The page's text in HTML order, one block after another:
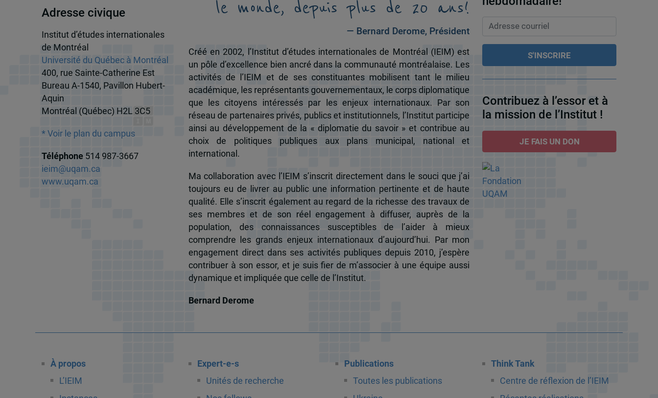
Adresse civique
Institut d’études internationales
de Montréal
Université du Québec à Montréal
400, rue Sainte-Catherine Est
Bureau A-1540, Pavillon Hubert-
Aquin
Montréal (Québec) H2L 3C5
* Voir le plan du campus
Téléphone 514 987-3667
ieim@uqam.ca
www.uqam.ca
le monde, depuis plus de 20 ans!
— Bernard Derome, Président
Créé en 2002, l’Institut d’études internationales de Montréal (IEIM) est
un pôle d’excellence bien ancré dans la communauté montréalaise. Les
activités de l’IEIM et de ses constituantes mobilisent tant le milieu
académique, les représentants gouvernementaux, le corps diplomatique
que les citoyens intéressés par les enjeux internationaux. Par son
réseau de partenaires privés, publics et institutionnels, l’Institut participe
ainsi au développement de la « diplomatie du savoir » et contribue au
choix de politiques publiques aux plans municipal, national et
international.
Ma collaboration avec l’IEIM s’inscrit directement dans le souci que j’ai
toujours eu de livrer au public une information pertinente et de haute
qualité. Elle s’inscrit également au regard de la richesse des travaux de
ses membres et de son réel engagement à diffuser, auprès de la
population, des connaissances susceptibles de l’aider à mieux
comprendre les grands enjeux internationaux d’aujourd’hui. Par mon
engagement direct dans ses activités publiques depuis 2010, j’espère
contribuer à son essor, et je suis fier de m’associer à une équipe aussi
dynamique et impliquée que celle de l’Institut.
Bernard Derome
Contribuez à l’essor et à
la mission de l’Institut !
JE FAIS UN DON
À propos
L’IEIM
Expert-e-s
Unités de recherche
Publications
Toutes les publications
Think Tank
Centre de réflexion de l’IEIM